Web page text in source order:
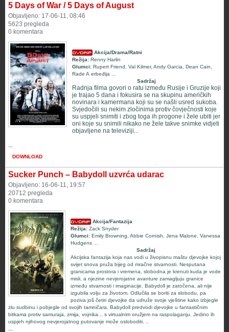
5 Days of War / 5 Days of August
Objavljeno: 17-06-11, 08:46
5623 pregleda
0 komentara
Akcija/Drama/Ratni
Režija: Renny Harlin
Glumci: Rupert Friend Val Kilmer, Andy Garcia Dean Cain
Rade A erbeđija
Sadržaj
Radnja filma govori o ratu između Rusije i Gruzije koji
je trajao 5 dana i fokusira se na skupinu američkih
novinara i kamermana koji su se našli usred sukoba.
Svjedočili su nekim zločinima protiv čovječnosti koje
su uspjeli snimiti i zbog toga ih progone i žele ubiti jer
oni koje su snimili nikako ne žele takve snimke vidjeti
objavljene na televiziji...
...
DOWNLOAD
Sucker Punch – Babydoll uzvrća udarac
Objavljeno: 16-06-11, 19:57
20712 pregleda
0 komentara
Akcija/Fantazija
Režija: Zack Snyder
Glumci: Emily Browning, Abbie Cornish, Jena Malone, Vanessa
Hudgens
Sadržaj
Akcijska fantazija koja nas vodi u živopisnu maštu djevojke kojoj
svijet snova pruža bijeg od mračne stvarnosti. Nesputana
granicama prostora i vremena, slobodna je krenuti kuda je vode
misli, a njezine nevjerojatne avanture zamagljuju granice
između stvarnosti i imaginacije. Babydoll je zatočena, ali nije
izgubila volju za životom. Odlučila se boriti za slobodu, pa
poziva još četiri djevojke da udruže svoje vještine kako izbjegle
zlu sudbinu i pobjegle od svojih tamničara. Babydoll predvodi djevojke u fantastičnim
bitkama protiv samuraja, zmija, vojnika... s virtualnim oružjem na raspolaganju. Jedino ih
uspjeh njihovog nevjerojatnog putovanje može osloboditi. ..
...